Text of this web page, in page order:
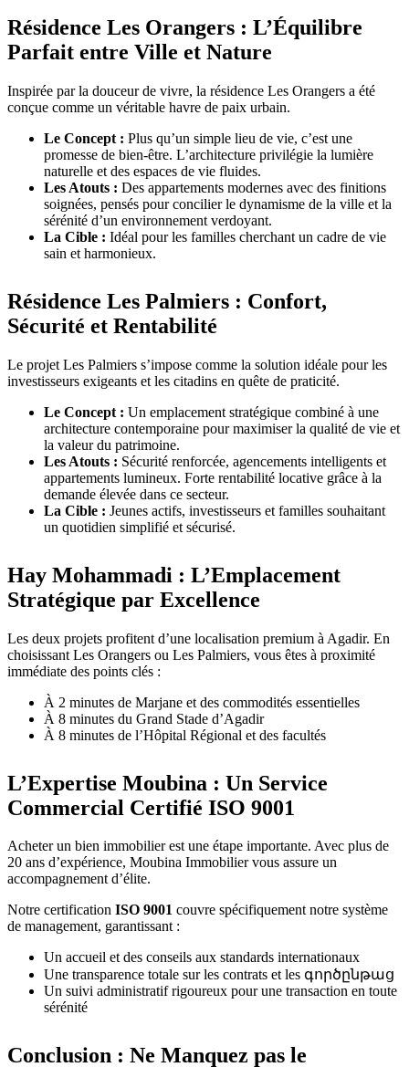
Résidence Les Orangers : L’Équilibre
Parfait entre Ville et Nature
Inspirée par la douceur de vivre, la résidence Les Orangers a été
conçue comme un véritable havre de paix urbain.
Le Concept : Plus qu’un simple lieu de vie, c’est une
promesse de bien-être. L’architecture privilégie la lumière
naturelle et des espaces de vie fluides.
Les Atouts : Des appartements modernes avec des finitions
soignées, pensés pour concilier le dynamisme de la ville et la
sérénité d’un environnement verdoyant.
La Cible : Idéal pour les familles cherchant un cadre de vie
sain et harmonieux.
Résidence Les Palmiers : Confort,
Sécurité et Rentabilité
Le projet Les Palmiers s’impose comme la solution idéale pour les
investisseurs exigeants et les citadins en quête de praticité.
Le Concept : Un emplacement stratégique combiné à une
architecture contemporaine pour maximiser la qualité de vie et
la valeur du patrimoine.
Les Atouts : Sécurité renforcée, agencements intelligents et
appartements lumineux. Forte rentabilité locative grâce à la
demande élevée dans ce secteur.
La Cible : Jeunes actifs, investisseurs et familles souhaitant
un quotidien simplifié et sécurisé.
Hay Mohammadi : L’Emplacement
Stratégique par Excellence
Les deux projets profitent d’une localisation premium à Agadir. En
choisissant Les Orangers ou Les Palmiers, vous êtes à proximité
immédiate des points clés :
À 2 minutes de Marjane et des commodités essentielles
À 8 minutes du Grand Stade d’Agadir
À 8 minutes de l’Hôpital Régional et des facultés
L’Expertise Moubina : Un Service
Commercial Certifié ISO 9001
Acheter un bien immobilier est une étape importante. Avec plus de
20 ans d’expérience, Moubina Immobilier vous assure un
accompagnement d’élite.
Notre certification ISO 9001 couvre spécifiquement notre système
de management, garantissant :
Un accueil et des conseils aux standards internationaux
Une transparence totale sur les contrats et les գործընթաց
Un suivi administratif rigoureux pour une transaction en toute
sérénité
Conclusion : Ne Manquez pas le